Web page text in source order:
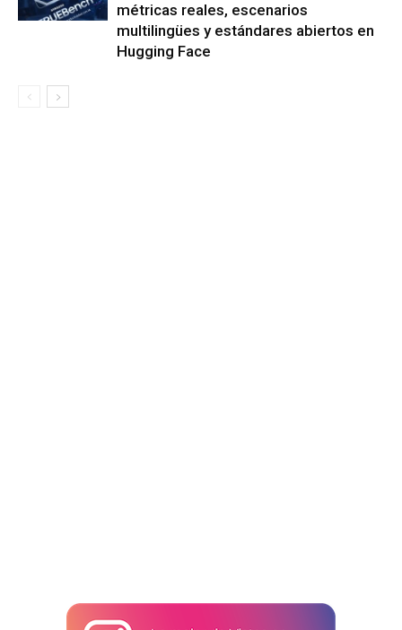
métricas reales, escenarios
multilingües y estándares abiertos en
Hugging Face